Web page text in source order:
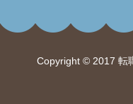
Copyright © 2017 転